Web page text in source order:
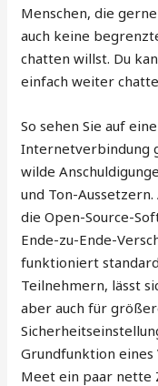
Menschen, die
auch keine
chatten willst. Du
einfach weiter
So sehen Sie auf
Internetverbindung
wilde
und Ton-Aussetzern.
die Open-Source-
Ende-zu-Ende-
funktioniert
Teilnehmern, lässt
aber auch für
Grundfunktion eines
Meet ein paar nette